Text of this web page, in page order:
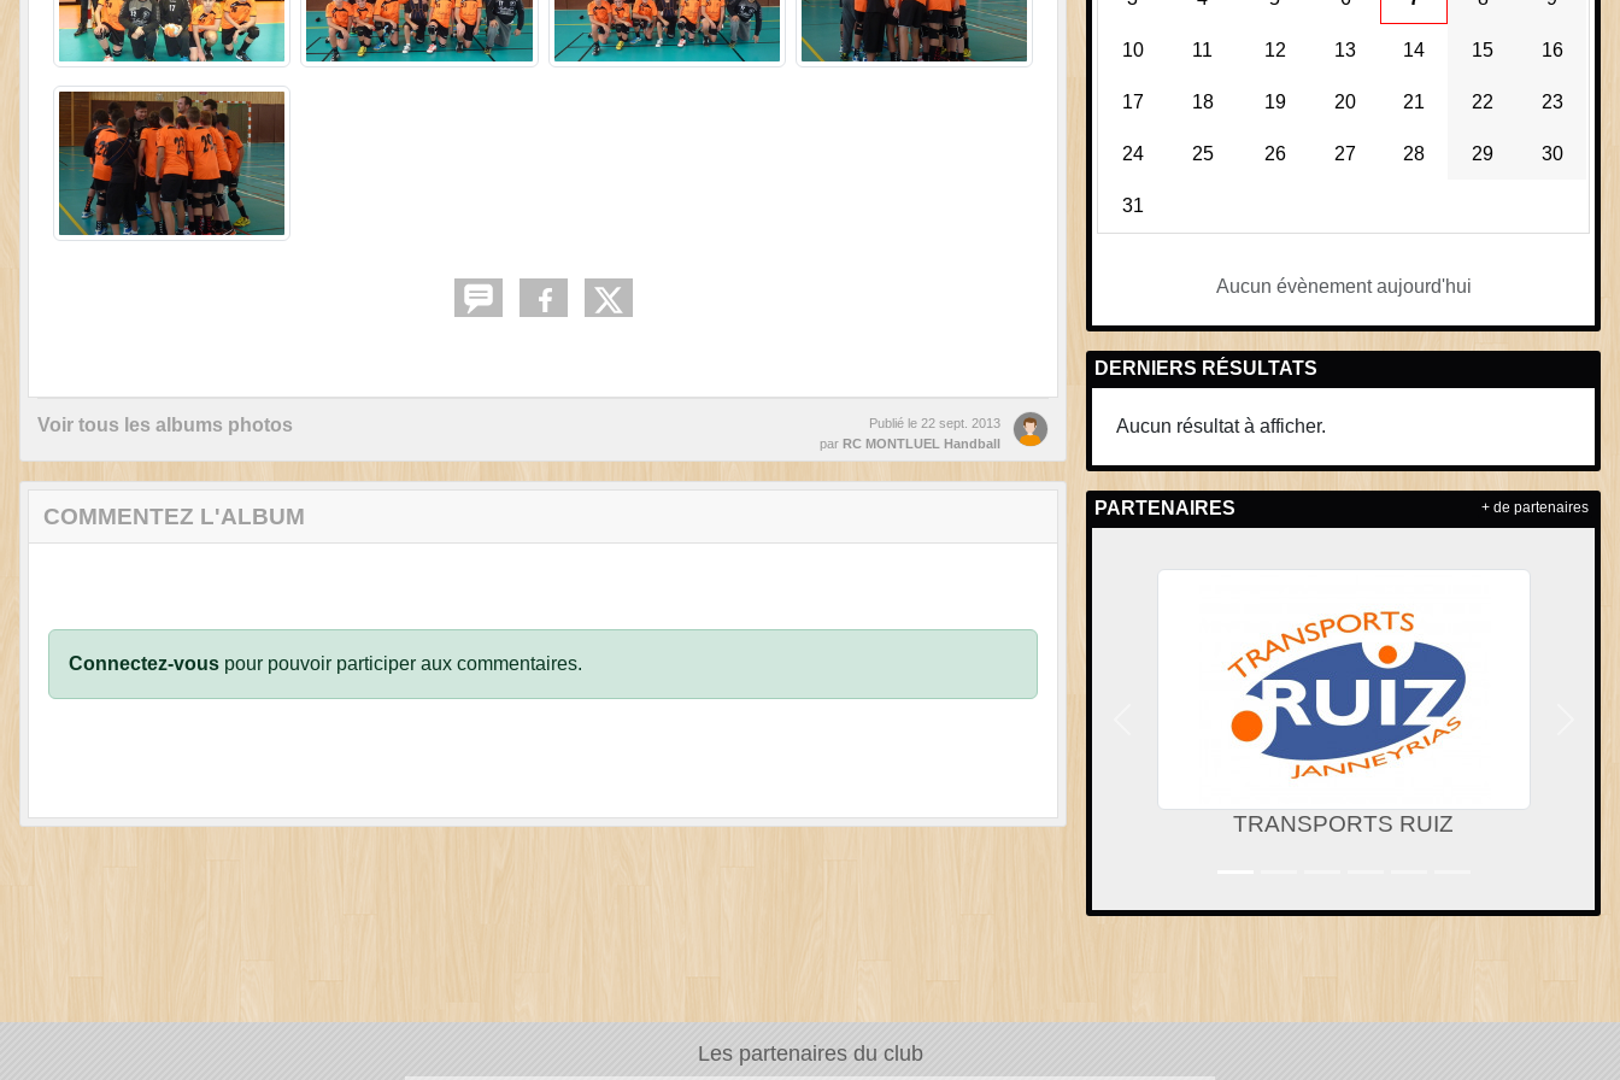
Voir tous les albums photos Publié le 22 sept. 2013
parRC MONTLUEL Handball
COMMENTEZ L'ALBUM
Connectez-vous pour pouvoir participer aux commentaires.
10 11 12 13 14 15 16
17 18 19 20 21 22 23
24 25 26 27 28 29 30
31
Aucun évènement aujourd'hui
DERNIERS RÉSULTATS
Aucun résultat à afficher.
PARTENAIRES
TRANSPORTS RUIZ
+ de partenaires
Les partenaires du club